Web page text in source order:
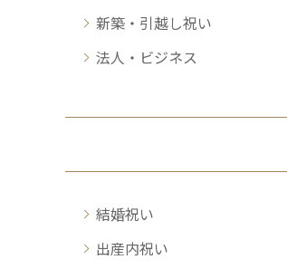
新築・引越し祝い
法人・ビジネス
結婚祝い
出産内祝い